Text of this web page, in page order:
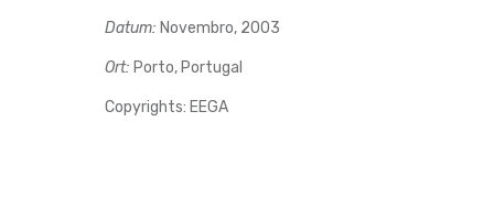
Datum: Novembro, 2003
Ort: Porto, Portugal
Copyrights: EEGA